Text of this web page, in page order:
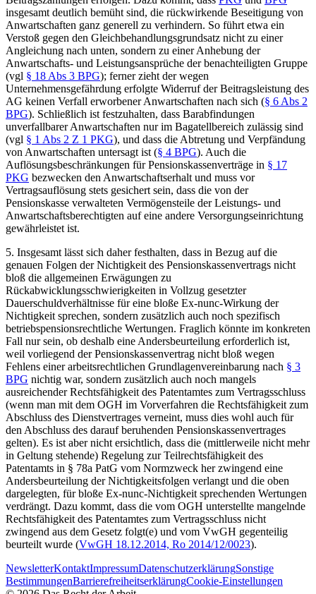
insgesamt deutlich bemüht sind, die rückwirkende Beseitigung von
Anwartschaften ganz generell zu verhindern. So führt etwa ein
Verstoß gegen den Gleichbehandlungsgrundsatz nicht zu einer
Angleichung nach unten, sondern zu einer Anhebung der
Anwartschafts- und Leistungsansprüche der benachteiligten Gruppe
(vgl § 18 Abs 3 BPG); ferner zieht der wegen
Unternehmensgefährdung erfolgte Widerruf der Beitragsleistung des
AG keinen Verfall erworbener Anwartschaften nach sich (§ 6 Abs 2
BPG). Schließlich ist festzuhalten, dass Barabfindungen
unverfallbarer Anwartschaften nur im Bagatellbereich zulässig sind
(vgl § 1 Abs 2 Z 1 PKG), und dass die Abtretung und Verpfändung
von Anwartschaften untersagt ist (§ 4 BPG). Auch die
Auflösungsbeschränkungen für Pensionskassenverträge in § 17
PKG bezwecken den Anwartschaftserhalt und muss vor
Vertragsauflösung stets gesichert sein, dass die von der
Pensionskasse verwalteten Vermögensteile der Leistungs- und
Anwartschaftsberechtigten auf eine andere Versorgungseinrichtung
gewährleistet ist.
5. Insgesamt lässt sich daher festhalten, dass in Bezug auf die
genauen Folgen der Nichtigkeit des Pensionskassenvertrags nicht
bloß die allgemeinen Erwägungen zu
Rückabwicklungsschwierigkeiten in Vollzug gesetzter
Dauerschuldverhältnisse für eine bloße Ex-nunc-Wirkung der
Nichtigkeit sprechen, sondern zusätzlich auch noch spezifisch
betriebspensionsrechtliche Wertungen. Fraglich könnte im konkreten
Fall nur sein, ob deshalb eine Andersbeurteilung erforderlich ist,
weil vorliegend der Pensionskassenvertrag nicht bloß wegen
Fehlens einer arbeitsrechtlichen Grundlagenvereinbarung nach § 3
BPG nichtig war, sondern zusätzlich auch noch mangels
ausreichender Rechtsfähigkeit des Patentamtes zum Vertragsschluss
(wenn man mit dem OGH im Vorverfahren die Rechtsfähigkeit zum
Abschluss des Dienstvertrages verneint, muss dies wohl auch für
den Abschluss des darauf beruhenden Pensionskassenvertrages
gelten). Es ist aber nicht ersichtlich, dass die (mittlerweile nicht mehr
in Geltung stehende) Regelung zur Teilrechtsfähigkeit des
Patentamts in § 78a PatG vom Normzweck her zwingend eine
Andersbeurteilung der Nichtigkeitsfolgen verlangt und die oben
dargelegten, für bloße Ex-nunc-Nichtigkeit sprechenden Wertungen
verdrängt. Dazu kommt, dass die vom OGH unterstellte mangelnde
Rechtsfähigkeit des Patentamtes zum Vertragsschluss nicht
zwingend aus dem Gesetz folgt(e) und vom VwGH gegenteilig
beurteilt wurde (VwGH 18.12.2014, Ro 2014/12/0023).
NewsletterKontaktImpressumDatenschutzerklärungSonstige
BestimmungenBarrierefreiheitserklärungCookie-Einstellungen